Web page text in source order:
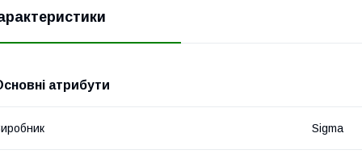
атрибути
Sigma